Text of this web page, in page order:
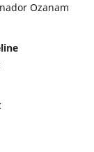
Ozanam